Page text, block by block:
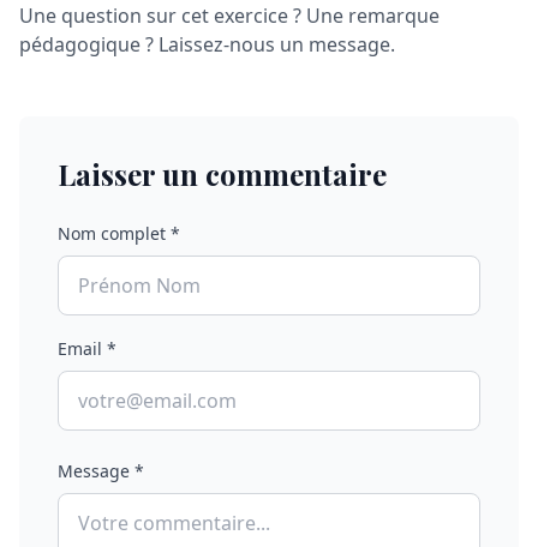
Une question sur cet exercice ? Une remarque
pédagogique ? Laissez-nous un message.
Laisser un commentaire
Nom complet *
Email *
Message *